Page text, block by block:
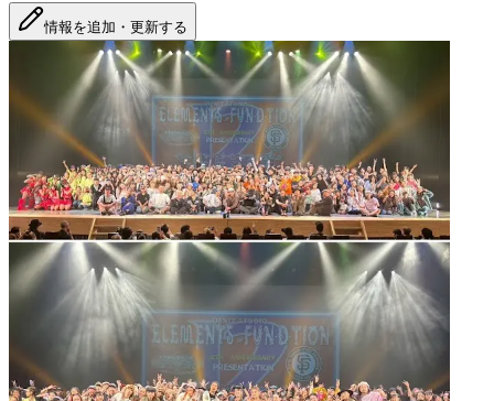
情報を追加・更新する